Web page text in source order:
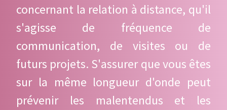
concernant la relation à distance, qu'il
s'agisse de fréquence de
communication, de visites ou de
futurs projets. S'assurer que vous êtes
sur la même longueur d'onde peut
prévenir les malentendus et les